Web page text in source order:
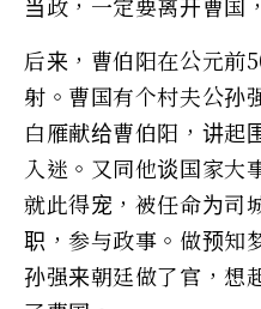
后来，曹伯阳在公元前
射。曹国有个村夫公孙
白雁献给曹伯阳，讲起
入迷。又同他谈国家大
就此得宠，被任命为司
职，参与政事。做预知
孙强来朝廷做了官，想